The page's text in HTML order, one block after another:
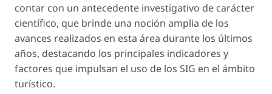
contar con un antecedente investigativo de carácter
científico, que brinde una noción amplia de los
avances realizados en esta área durante los últimos
años, destacando los principales indicadores y
factores que impulsan el uso de los SIG en el ámbito
turístico.